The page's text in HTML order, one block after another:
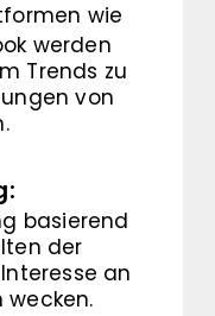
wie
werden
Trends zu
von
basierend
der
an